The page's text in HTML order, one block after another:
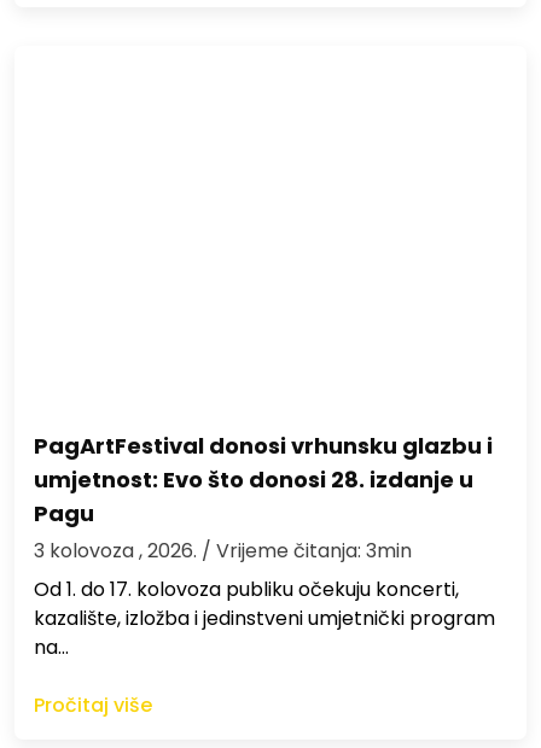
PagArtFestival donosi vrhunsku glazbu i
umjetnost: Evo što donosi 28. izdanje u
Pagu
3 kolovoza , 2026. / Vrijeme čitanja: 3min
Od 1. do 17. kolovoza publiku očekuju koncerti,
kazalište, izložba i jedinstveni umjetnički program
na…
Pročitaj više